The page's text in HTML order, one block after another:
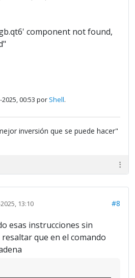
component not found,
00:53 por Shell.
inversión que se puede hacer"
13:10 #8
esas instrucciones sin
que en el comando